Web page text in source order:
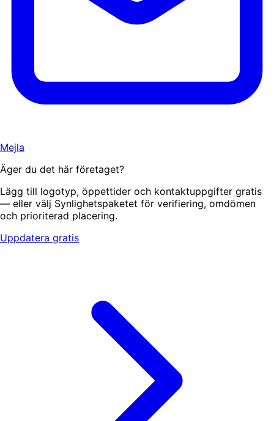
Mejla
Äger du det här företaget?
Lägg till logotyp, öppettider och kontaktuppgifter gratis
— eller välj Synlighetspaketet för verifiering, omdömen
och prioriterad placering.
Uppdatera gratis